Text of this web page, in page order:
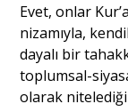
Evet, onlar
nizamıyla,
dayalı bir
toplumsal-
olarak